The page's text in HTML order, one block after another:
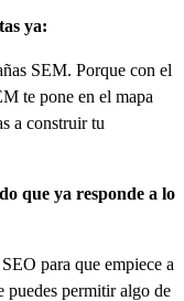
ya:
SEM. Porque con el
te pone en el mapa
a construir tu
que ya responde a lo
para que empiece a
puedes permitir algo de